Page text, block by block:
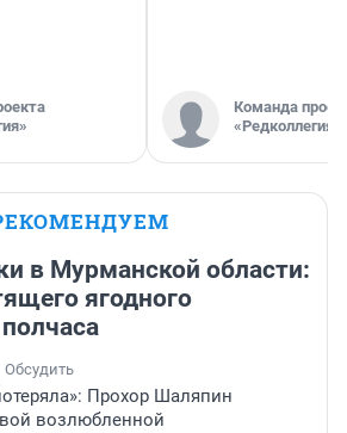
Команда
«Редколлегия»
в Мурманской области:
ягодного
Обсудить
Прохор Шаляпин
возлюбленной